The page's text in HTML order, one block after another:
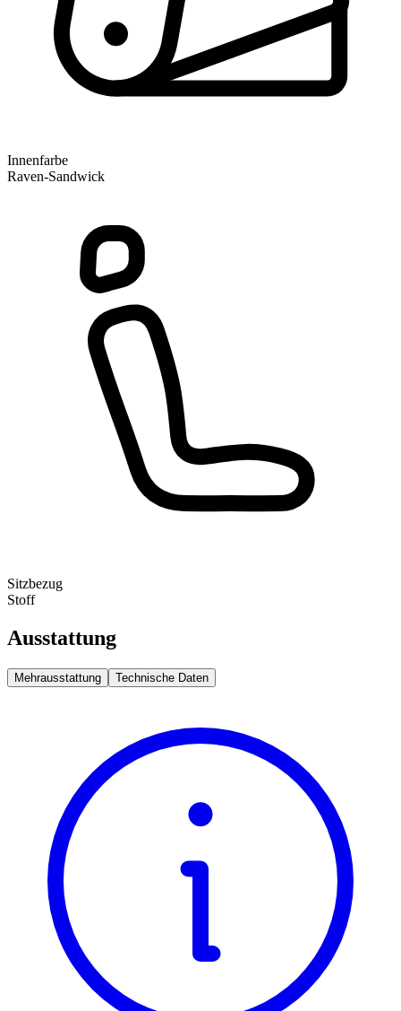
Innenfarbe
Raven-Sandwick
Sitzbezug
Stoff
Ausstattung
Mehrausstattung Technische Daten